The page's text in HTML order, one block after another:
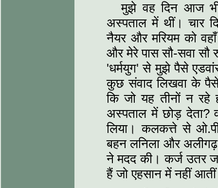
मुझे वह दिन आज
अस्पताल में थीं। चार
नैयर और मरियम को
और मेरे पास सौ-सवा सौ
'धर्मयुग' से मुझे पैसे
कुछ संवाद लिखवा के
कि जो यह तीनों न रहे
अस्पताल में छोड़ देता?
लिया। कलकत्ते से
बहन लनिला और अलीगढ़
ने मदद की। कर्ज उतर
हैं जो एहसान में नहीं